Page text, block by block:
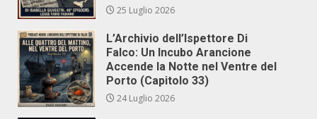
25 Luglio 2026
L’Archivio dell’Ispettore Di
Falco: Un Incubo Arancione
Accende la Notte nel Ventre del
Porto (Capitolo 33)
24 Luglio 2026